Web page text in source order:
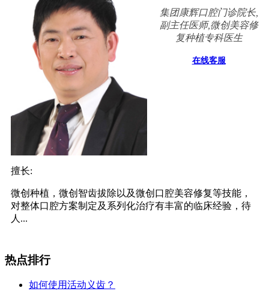
集团康辉口腔门诊院长,
副主任医师,微创美容修
复种植专科医生
在线客服
擅长:
微创种植，微创智齿拔除以及微创口腔美容修复等技能，
对整体口腔方案制定及系列化治疗有丰富的临床经验，待
人...
热点排行
如何使用活动义齿？